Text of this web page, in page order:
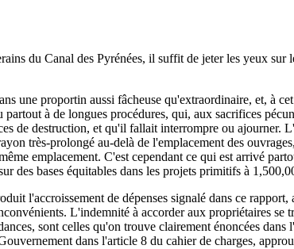
du Canal des Pyrénées, il suffit de jeter les yeux
une proportin aussi fâcheuse qu'extraordinaire, et, à
à de longues procédures, qui, aux sacrifices
de destruction, et qu'il fallait interrompre ou ajourner.
très-prolongé au-delà de l'emplacement des
emplacement. C'est cependant ce qui est arrivé
des bases équitables dans les projets primitifs à
l'accroissement de dépenses signalé dans ce
L'indemnité à accorder aux propriétaires se
sont celles qu'on trouve clairement énoncées
dans l'article 8 du cahier de charges,